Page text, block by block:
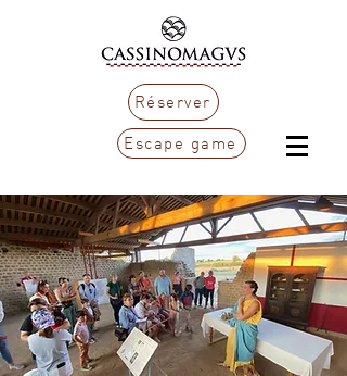
Réserver
Escape game